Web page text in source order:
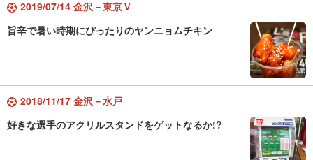
2019/07/14 金沢－東京Ｖ
旨辛で暑い時期にぴったりのヤンニョムチキン
2018/11/17 金沢－水戸
好きな選手のアクリルスタンドをゲットなるか!?